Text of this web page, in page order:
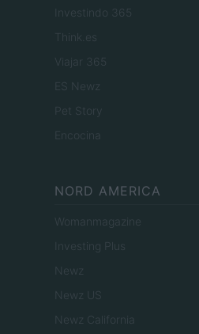
Investindo 365
Think.es
Viajar 365
ES Newz
Pet Story
Encocina
NORD AMERICA
Womanmagazine
Investing Plus
Newz
Newz US
Newz California